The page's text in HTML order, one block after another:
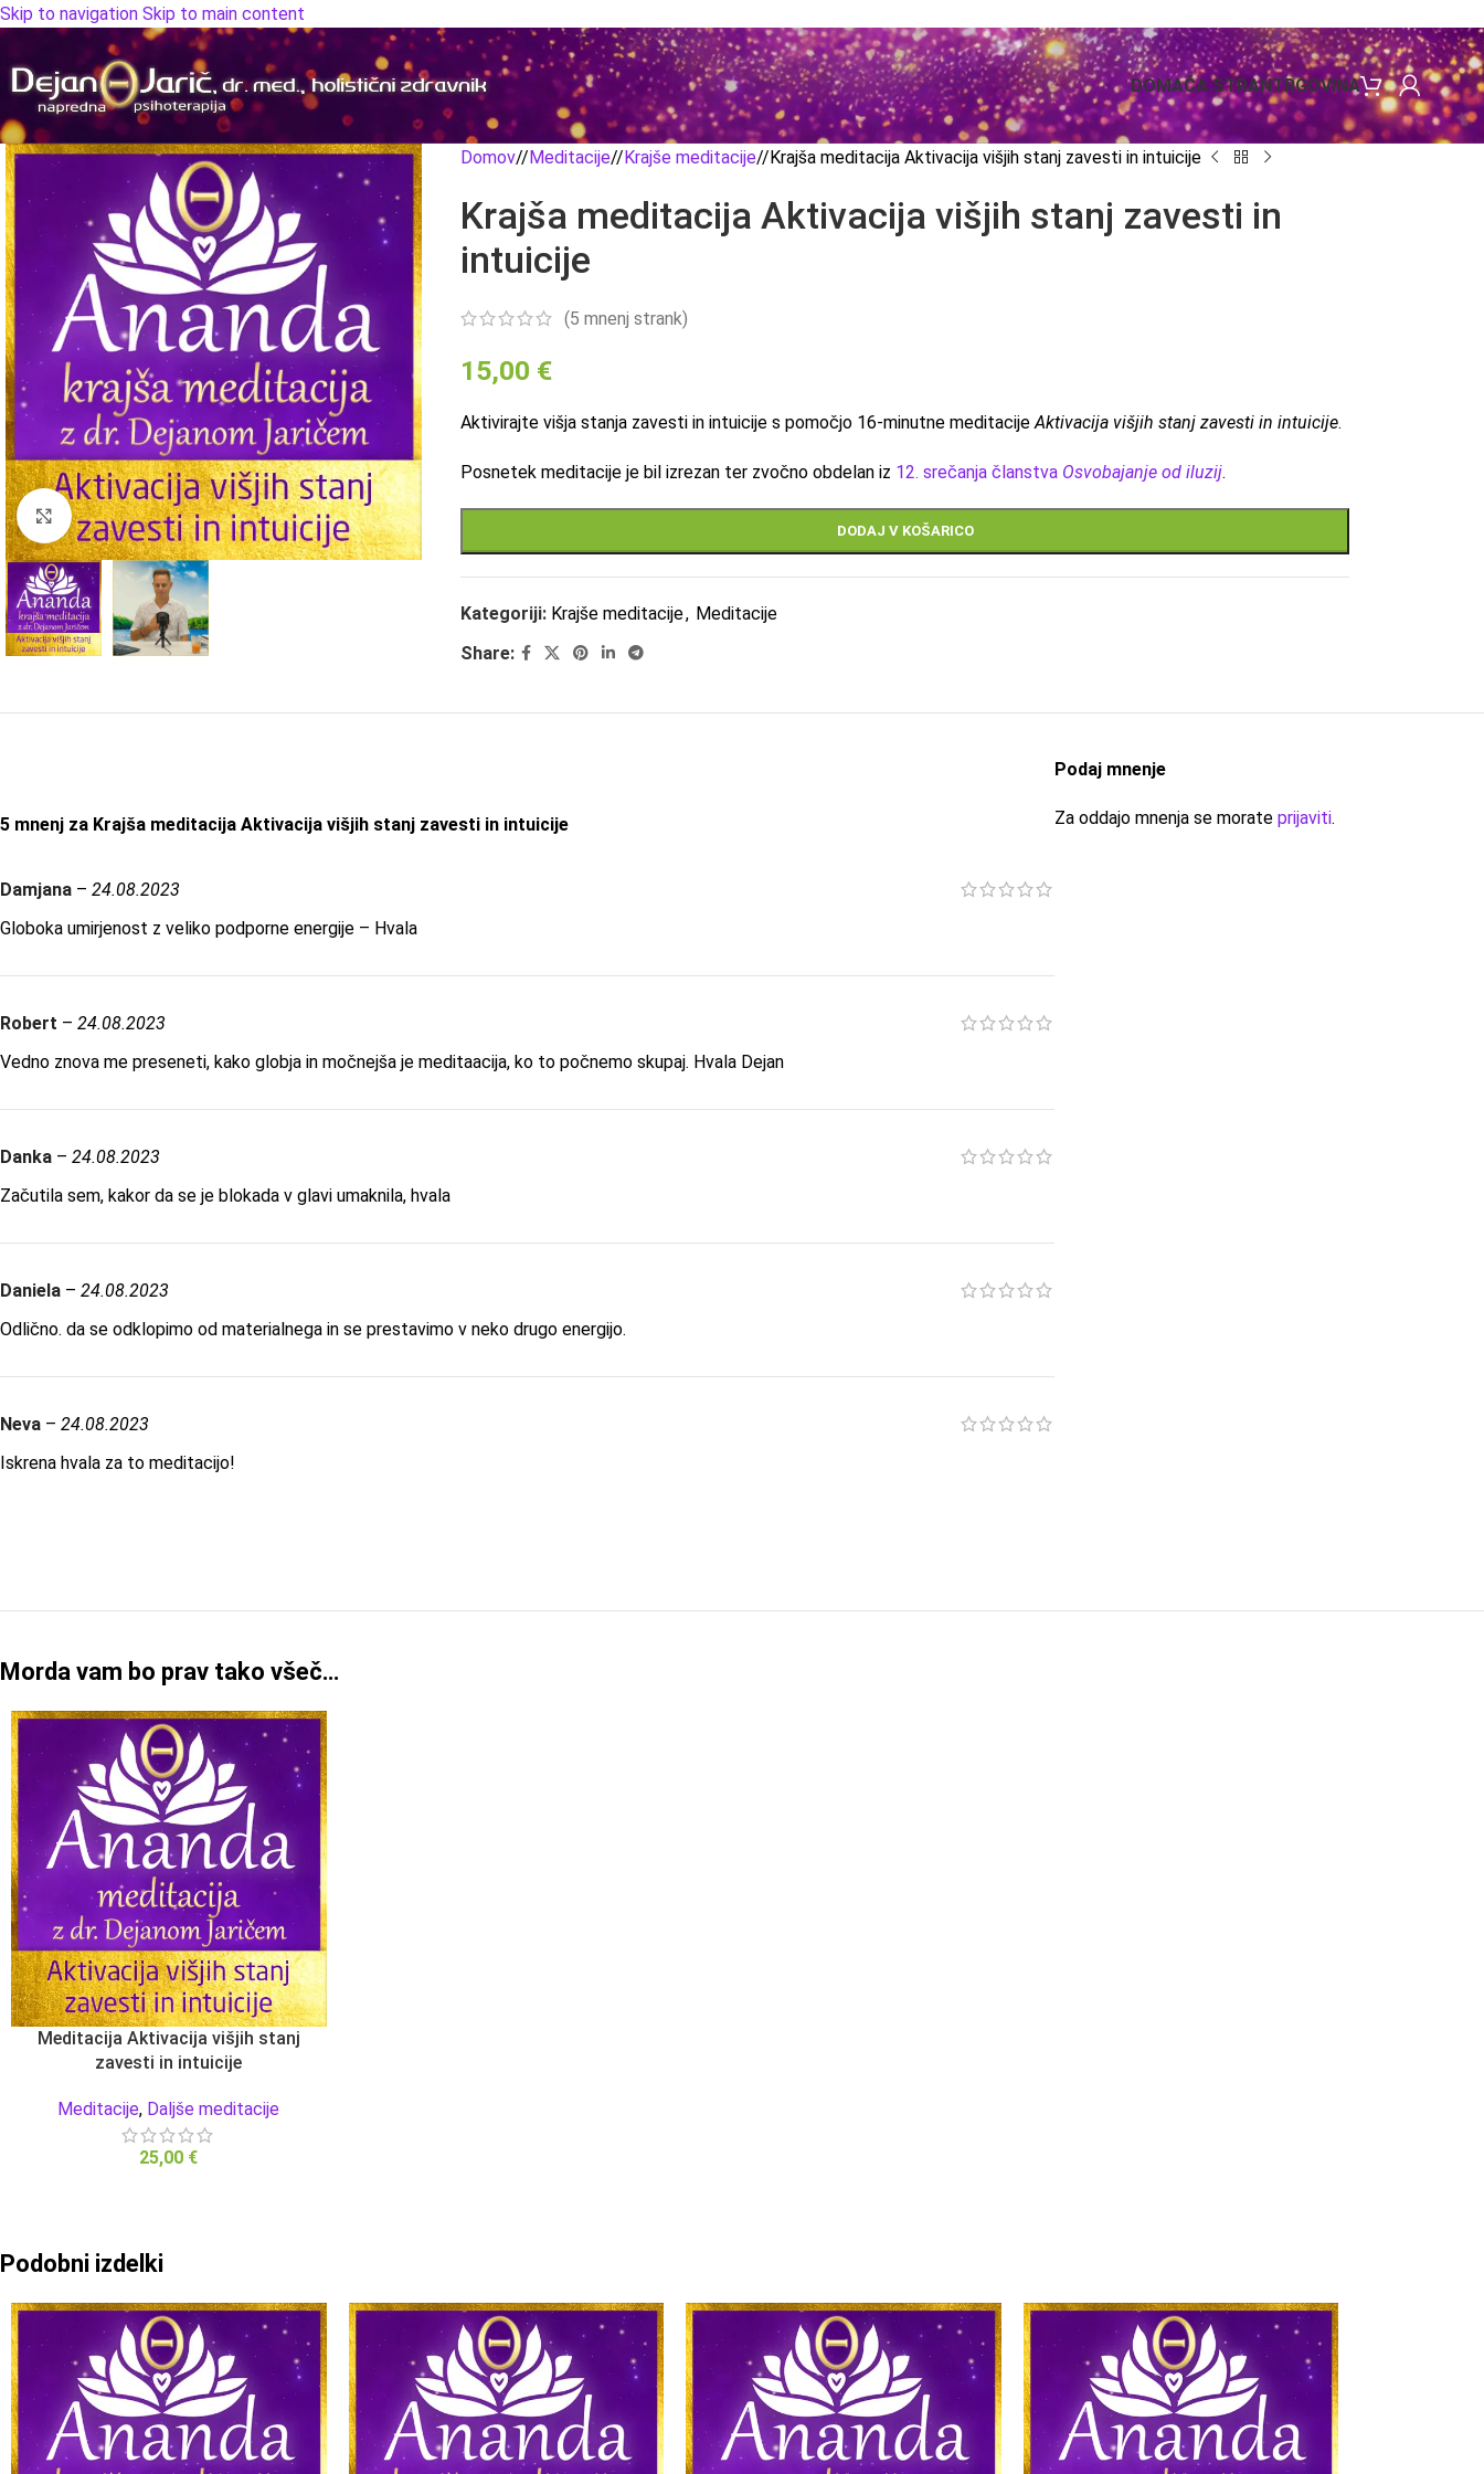
Skip to navigation Skip to main content
DOMAČA STRANTRGOVINA
Click to enlarge
Domov/ Meditacije/ Krajše meditacije/ Krajša meditacija Aktivacija višjih stanj zavesti in intuicije
Krajša meditacija Aktivacija višjih stanj zavesti in
intuicije
(5 mnenj strank)
15,00 €
Aktivirajte višja stanja zavesti in intuicije s pomočjo 16-minutne meditacijeAktivacija višjih stanj zavesti in intuicije.
Posnetek meditacije je bil izrezan ter zvočno obdelan iz 12. srečanja članstva Osvobajanje od iluzij.
DODAJ V KOŠARICO
Kategoriji: Krajše meditacije, Meditacije
Share:
5 mnenj za Krajša meditacija Aktivacija višjih stanj zavesti in intuicije
Damjana – 24.08.2023
Globoka umirjenost z veliko podporne energije – Hvala
Robert – 24.08.2023
Vedno znova me preseneti, kako globja in močnejša je meditaacija, ko to počnemo skupaj. Hvala Dejan
Danka – 24.08.2023
Začutila sem, kakor da se je blokada v glavi umaknila, hvala
Daniela – 24.08.2023
Odlično. da se odklopimo od materialnega in se prestavimo v neko drugo energijo.
Neva – 24.08.2023
Iskrena hvala za to meditacijo!
Podaj mnenje
Za oddajo mnenja se morate prijaviti.
Morda vam bo prav tako všeč…
DODAJ V KOŠARICO
Meditacija Aktivacija višjih stanj
zavesti in intuicije
Meditacije, Daljše meditacije
25,00 €
Podobni izdelki